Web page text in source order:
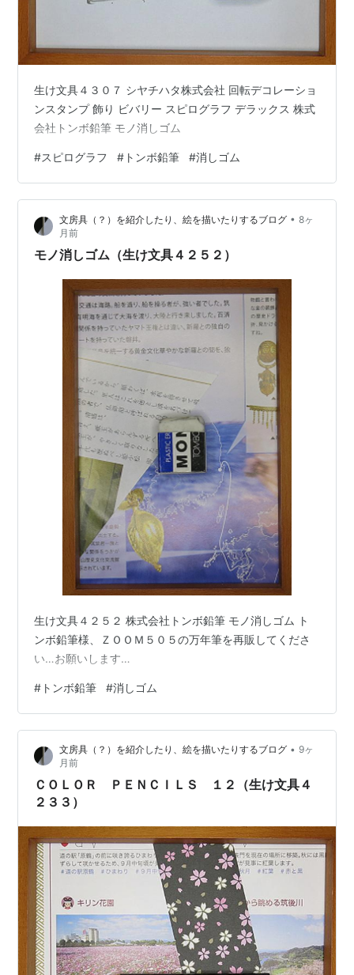
生け文具４３０７ シヤチハタ株式会社 回転デコレーショ
ンスタンプ 飾り ビバリー スピログラフ デラックス 株式
会社トンボ鉛筆 モノ消しゴム
#スピログラフ # トンボ鉛筆 #消しゴム
文房具（？）を紹介したり、絵を描いたりするブログ • 8ヶ
月前
モノ消しゴム（生け文具４２５２）
生け文具４２５２ 株式会社トンボ鉛筆 モノ消しゴム ト
ンボ鉛筆様、ＺＯＯＭ５０５の万年筆を再販してくださ
い…お願いします…
# トンボ鉛筆 #消しゴム
文房具（？）を紹介したり、絵を描いたりするブログ • 9ヶ
月前
ＣＯＬＯＲ ＰＥＮＣＩＬＳ １２（生け文具４
２３３）